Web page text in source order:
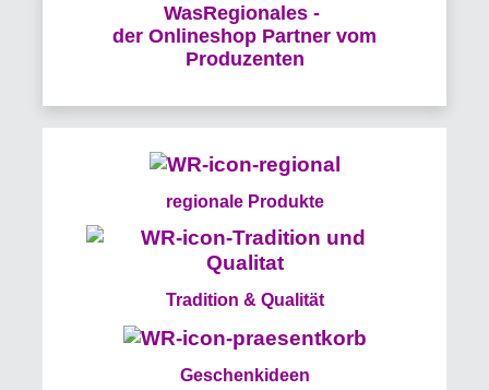
WasRegionales -
der Onlineshop Partner vom
Produzenten
regionale Produkte
Tradition & Qualität
Geschenkideen